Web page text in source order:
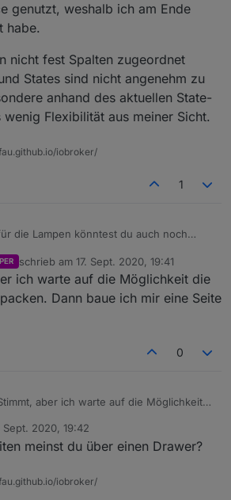
genutzt, weshalb ich am Ende
habe.
nicht fest Spalten zugeordnet
States sind nicht angenehm zu
anhand des aktuellen State-
Flexibilität aus meiner Sicht.
iobroker/
1
die Lampen könntest du auch noch
könntest du noch die
als secondary State anzeigen (quasi
Humidity).
schrieb am 17. Sept. 2020, 19:41
zuletzt editiert von
ich warte auf die Möglichkeit die
Dann baue ich mir eine Seite
0
aber ich warte auf die Möglichkeit
für die Räume.
Sept. 2020, 19:42
von
meinst du über einen Drawer?
iobroker/